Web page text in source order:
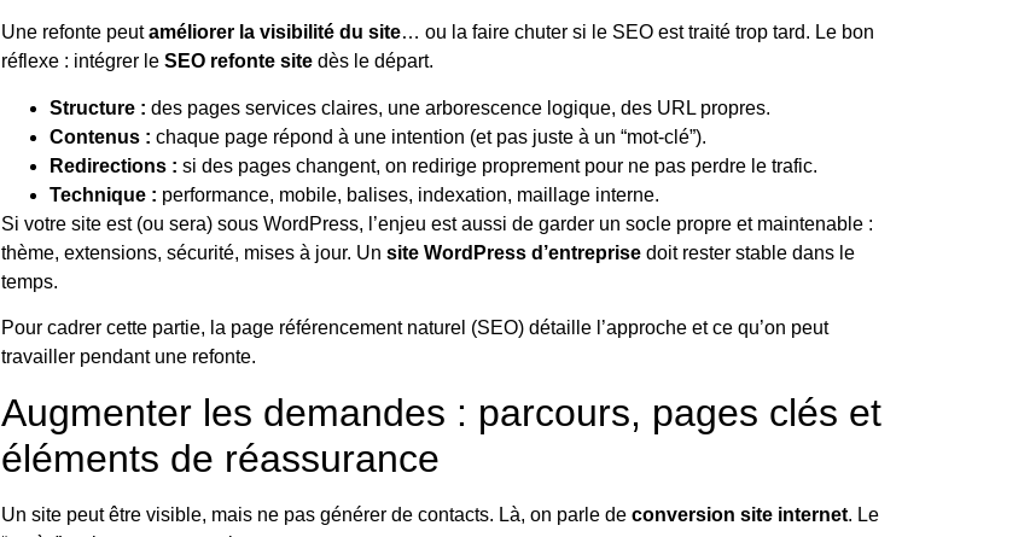
Une refonte peutaméliorer la visibilité du site… ou la faire chuter si le SEO est traité trop tard. Le bon
réflexe : intégrer le SEO refonte sitedès le départ.
Structure : des pages services claires, une arborescence logique, des URL propres.
Contenus : chaque page répond à une intention (et pas juste à un “mot-clé”).
Redirections : si des pages changent, on redirige proprement pour ne pas perdre le trafic.
Technique : performance, mobile, balises, indexation, maillage interne.
Si votre site est (ou sera) sous WordPress, l’enjeu est aussi de garder un socle propre et maintenable :
thème, extensions, sécurité, mises à jour. Un site WordPress d’entreprisedoit rester stable dans le
temps.
Pour cadrer cette partie, la page référencement naturel (SEO)détaille l’approche et ce qu’on peut
travailler pendant une refonte.
Augmenter les demandes : parcours, pages clés et
éléments de réassurance
Un site peut être visible, mais ne pas générer de contacts. Là, on parle de conversion site internet. Le